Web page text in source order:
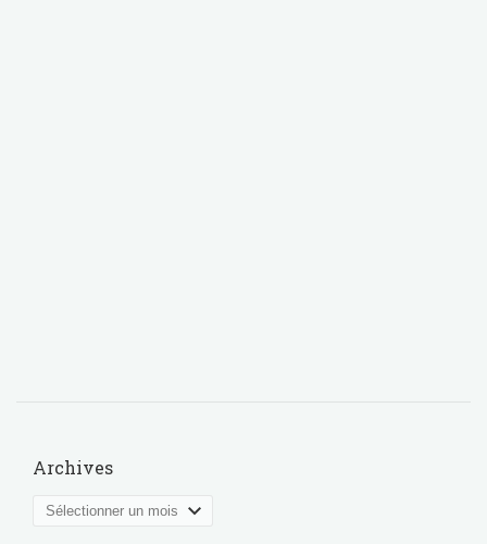
Archives
Archives